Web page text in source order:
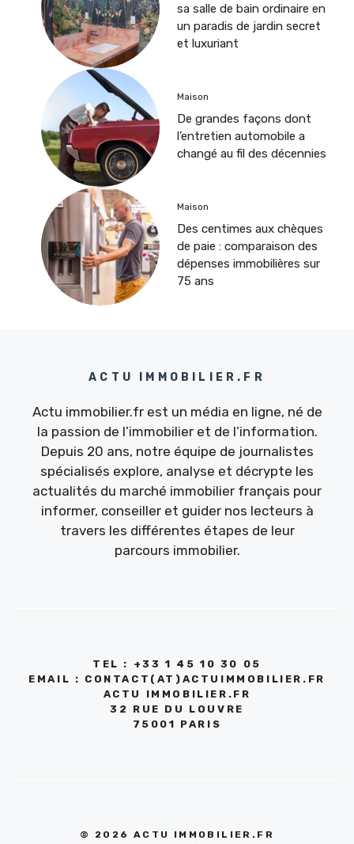
sa salle de bain ordinaire en
un paradis de jardin secret
et luxuriant
Maison
De grandes façons dont
l’entretien automobile a
changé au fil des décennies
Maison
Des centimes aux chèques
de paie : comparaison des
dépenses immobilières sur
75 ans
ACTU IMMOBILIER.FR
Actu immobilier.fr est un média en ligne, né de
la passion de l’immobilier et de l’information.
Depuis 20 ans, notre équipe de journalistes
spécialisés explore, analyse et décrypte les
actualités du marché immobilier français pour
informer, conseiller et guider nos lecteurs à
travers les différentes étapes de leur
parcours immobilier.
TEL : +33 1 45 10 30 05
EMAIL : CONTACT(AT)ACTUIMMOBILIER.FR
ACTU IMMOBILIER.FR
32 RUE DU LOUVRE
75001 PARIS
© 2026 ACTU IMMOBILIER.FR